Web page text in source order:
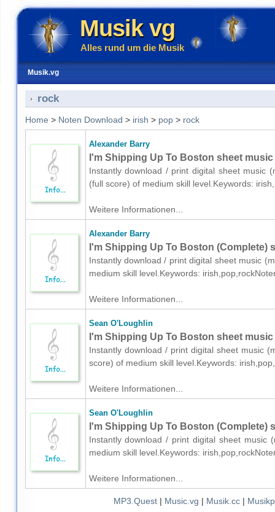
Musik vg
Alles rund um die Musik
Musik.vg
rock
Home > Noten Download > irish > pop> rock
Alexander Barry
I'm Shipping Up To Boston sheet
Instantly download / print digital sheet music
(full score) of medium skill level.Keywords:
Weitere Informationen...
Alexander Barry
I'm Shipping Up To Boston (Complete)
Instantly download / print digital sheet music
medium skill level.Keywords:
Weitere Informationen...
Sean O'Loughlin
I'm Shipping Up To Boston sheet
Instantly download / print digital sheet music
score) of medium skill level.Keywords:
Weitere Informationen...
Sean O'Loughlin
I'm Shipping Up To Boston (Complete)
Instantly download / print digital sheet music
medium skill level.Keywords:
Weitere Informationen...
MP3.Quest| Music.vg | Musik.cc|